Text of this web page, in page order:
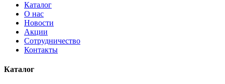
Каталог
О нас
Новости
Акции
Сотрудничество
Контакты
Каталог